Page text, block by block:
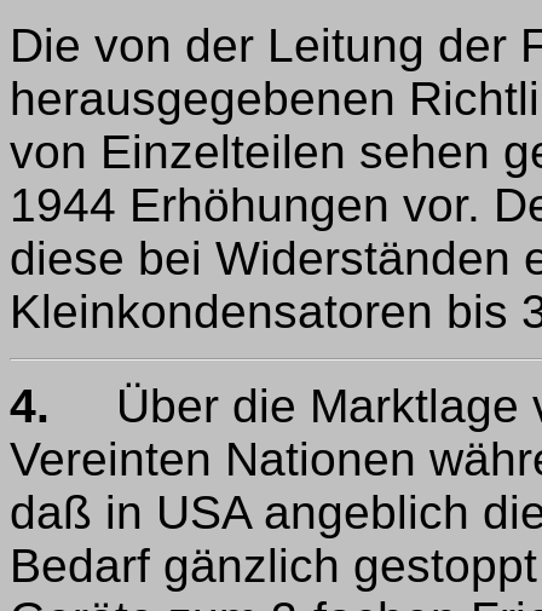
Die von der Leitung der
herausgegebenen
von Einzelteilen sehen
1944 Erhöhungen vor.
diese bei Widerständen
Kleinkondensatoren bis
4.
Über die Marktlage
Vereinten Nationen
daß in USA angeblich
Bedarf gänzlich